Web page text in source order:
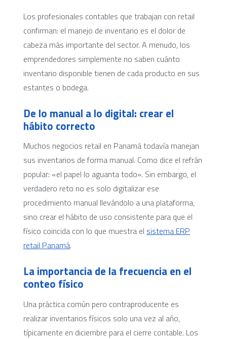
Los profesionales contables que trabajan con retail
confirman: el manejo de inventario es el dolor de
cabeza más importante del sector. A menudo, los
emprendedores simplemente no saben cuánto
inventario disponible tienen de cada producto en sus
estantes o bodega.
De lo manual a lo digital: crear el
hábito correcto
Muchos negocios retail en Panamá todavía manejan
sus inventarios de forma manual. Como dice el refrán
popular: «el papel lo aguanta todo». Sin embargo, el
verdadero reto no es solo digitalizar ese
procedimiento manual llevándolo a una plataforma,
sino crear el hábito de uso consistente para que el
físico coincida con lo que muestra el sistema ERP
retail Panamá.
La importancia de la frecuencia en el
conteo físico
Una práctica común pero contraproducente es
realizar inventarios físicos solo una vez al año,
típicamente en diciembre para el cierre contable. Los